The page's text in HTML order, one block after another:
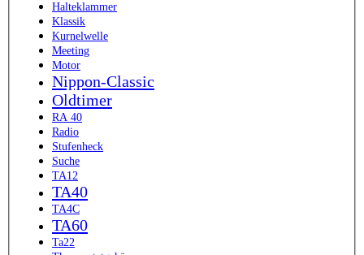
Halteklammer
Klassik
Kurnelwelle
Meeting
Motor
Nippon-Classic
Oldtimer
RA 40
Radio
Stufenheck
Suche
TA12
TA40
TA4C
TA60
Ta22